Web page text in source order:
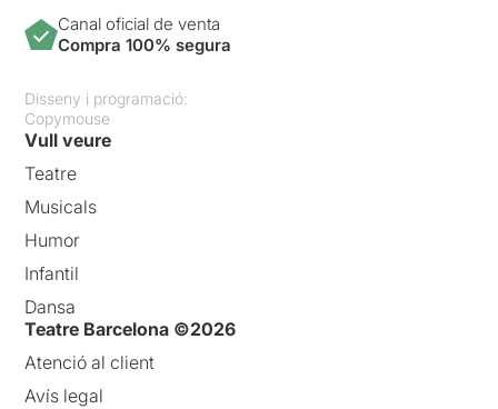
Canal oficial de venta
Compra 100% segura
Disseny i programació:
Copymouse
Vull veure
Teatre
Musicals
Humor
Infantil
Dansa
Teatre Barcelona ©2026
Atenció al client
Avís legal